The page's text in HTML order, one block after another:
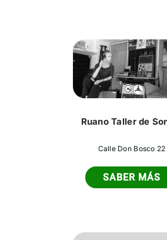
Ruano Taller de
Calle Don Bosco 22
SABER MÁS